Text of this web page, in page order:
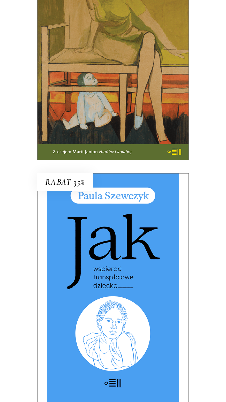
HISTORIA MIŁOŚCI
MACIERZYŃSKIEJ
PREMIERA w kwietniu
95.00zł 61.75zł
KSIĄŻKA DO KOSZYKA
RABAT 35%
E-BOOK DO KOSZYKA
JAK WSPIERAĆ
TRANSPŁCIOWE DZIECKO
PREMIERA: 17 listopada 2025
49.99zł 32.49
KSIĄŻKA DO KOSZYKA